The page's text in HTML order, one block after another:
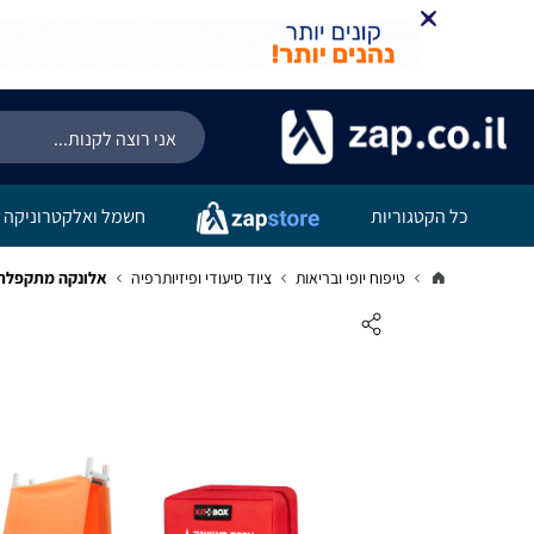
כל הקטגוריות חשמל ואלקטרוניקה
טיפוח יופי ובריאות ציוד סיעודי ופיזיותרפיה אלונקה מתקפלת 4 חלקים אלומיניום לפינוי + פנס ראש + תיק עזרה ראשונה עד